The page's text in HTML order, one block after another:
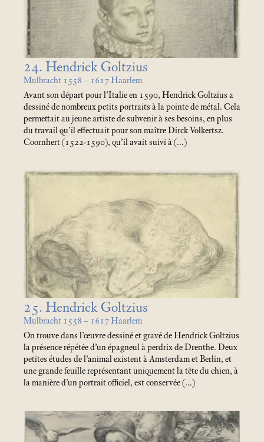
24. Hendrick Goltzius
Mulbracht 1558 – 1617 Haarlem
Avant son départ pour l’Italie en 1590, Hendrick Goltzius a
dessiné de nombreux petits portraits à la pointe de métal. Cela
permettait au jeune artiste de subvenir à ses besoins, en plus
du travail qu’il effectuait pour son maître Dirck Volkertsz.
Coornhert (1522-1590), qu’il avait suivi à (…)
25. Hendrick Goltzius
Mulbracht 1558 – 1617 Haarlem
On trouve dans l’œuvre dessiné et gravé de Hendrick Goltzius
la présence répétée d’un épagneul à perdrix de Drenthe. Deux
petites études de l’animal existent à Amsterdam et Berlin, et
une grande feuille représentant uniquement la tête du chien, à
la manière d’un portrait officiel, est conservée (…)